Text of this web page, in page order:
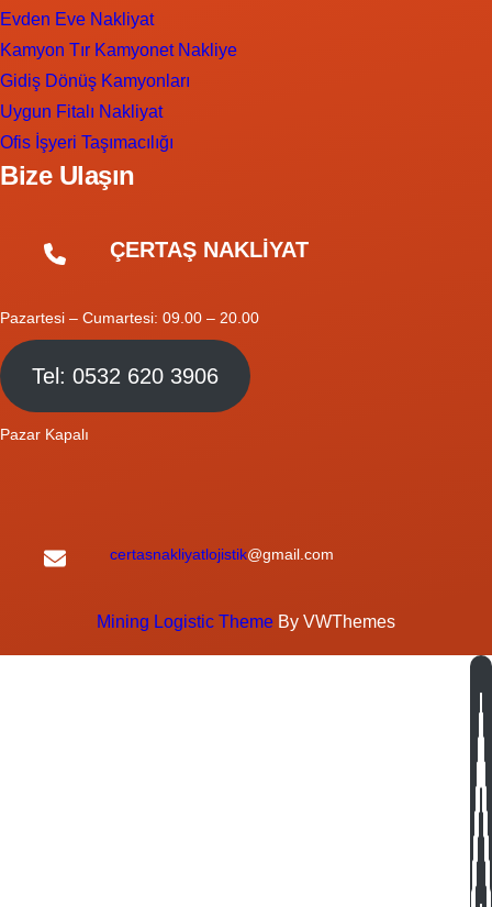
Evden Eve Nakliyat
Kamyon Tır Kamyonet Nakliye
Gidiş Dönüş Kamyonları
Uygun Fitalı Nakliyat
Ofis İşyeri Taşımacılığı
Bize Ulaşın
ÇERTAŞ NAKLİYAT
Pazartesi – Cumartesi: 09.00 – 20.00
Tel: 0532 620 3906
Pazar Kapalı
certasnakliyatlojistik@gmail.com
Mining Logistic Theme By VWThemes